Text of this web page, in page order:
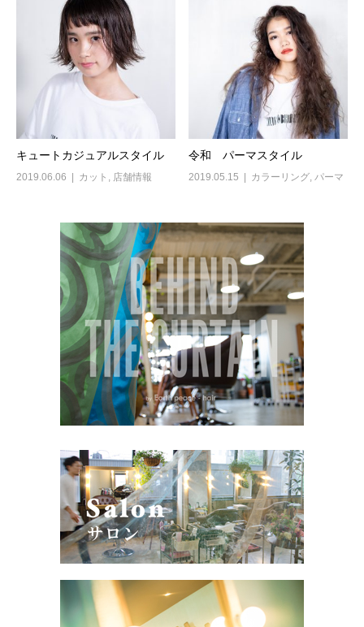
キュートカジュアルスタイル
2019.06.06 カット , 店舗情報
令和 パーマスタイル
2019.05.15 カラーリング, パーマ